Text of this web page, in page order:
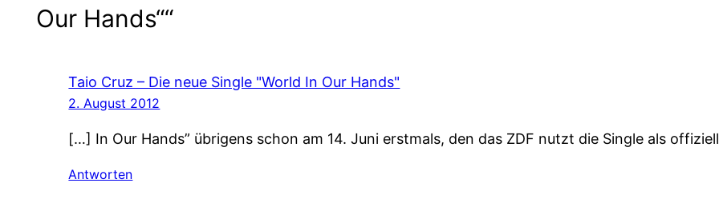
Our Hands““
Taio Cruz – Die neue Single "World In Our Hands"
2. August 2012
[…] In Our Hands” übrigens schon am 14. Juni erstmals, den das ZDF nutzt die Single als
Antworten